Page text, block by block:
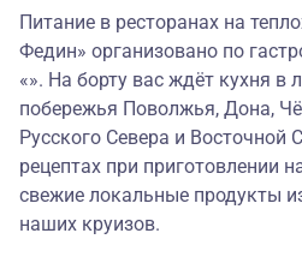
Питание в ресторанах на
Федин» организовано по
«». На борту вас ждёт кухня в
побережья Поволжья, Дона,
Русского Севера и Восточной
рецептах при приготовлении
свежие локальные продукты
наших круизов.